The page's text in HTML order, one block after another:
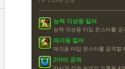
능력 각성용 킬러
능력 각성용 타입 몬스터를
매각용 킬러
매각용 타입 몬스터를 공격할
2마리 공격